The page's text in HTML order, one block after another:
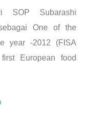
SOP Subarashi
One of the
year -2012 (FISA
European food